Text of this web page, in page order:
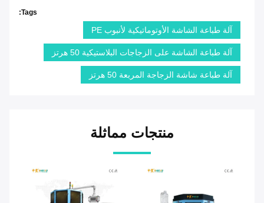
Tags:
آلة طباعة الشاشة الأوتوماتيكية لأنبوب PE
آلة طباعة الشاشة على الزجاجات البلاستيكية 50 هرتز
آلة طباعة شاشة الزجاجة المربعة 50 هرتز
منتجات مماثلة